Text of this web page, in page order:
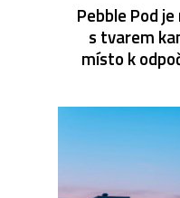
Pebble Pod
s tvarem
místo k